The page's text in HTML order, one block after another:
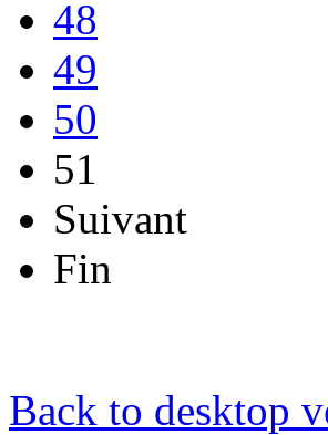
48
49
50
51
Suivant
Fin
Back to desktop